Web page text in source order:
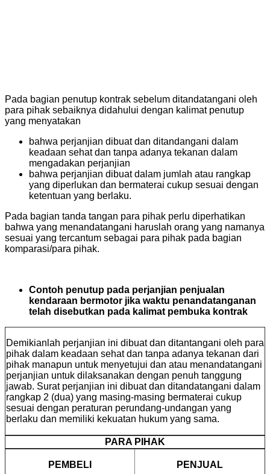
Pada bagian penutup kontrak sebelum ditandatangani oleh
para pihak sebaiknya didahului dengan kalimat penutup
yang menyatakan
bahwa perjanjian dibuat dan ditandangani dalam
keadaan sehat dan tanpa adanya tekanan dalam
mengadakan perjanjian
bahwa perjanjian dibuat dalam jumlah atau rangkap
yang diperlukan dan bermaterai cukup sesuai dengan
ketentuan yang berlaku.
Pada bagian tanda tangan para pihak perlu diperhatikan
bahwa yang menandatangani haruslah orang yang namanya
sesuai yang tercantum sebagai para pihak pada bagian
komparasi/para pihak.
Contoh penutup pada perjanjian penjualan
kendaraan bermotor jika waktu penandatanganan
telah disebutkan pada kalimat pembuka kontrak
Demikianlah perjanjian ini dibuat dan ditantangani oleh para
pihak dalam keadaan sehat dan tanpa adanya tekanan dari
pihak manapun untuk menyetujui dan atau menandatangani
perjanjian untuk dilaksanakan dengan penuh tanggung
jawab. Surat perjanjian ini dibuat dan ditandatangani dalam
rangkap 2 (dua) yang masing-masing bermaterai cukup
sesuai dengan peraturan perundang-undangan yang
berlaku dan memiliki kekuatan hukum yang sama.
PARA PIHAK
PEMBELI PENJUAL